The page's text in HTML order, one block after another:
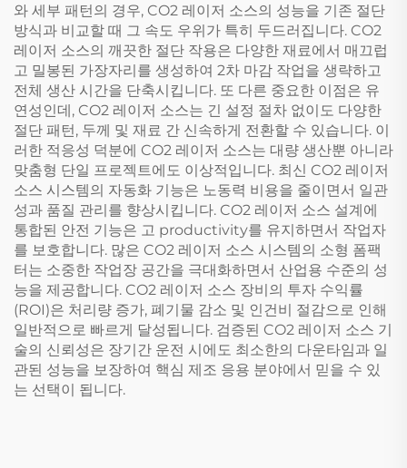
와 세부 패턴의 경우, CO2 레이저 소스의 성능을 기존 절단
방식과 비교할 때 그 속도 우위가 특히 두드러집니다. CO2
레이저 소스의 깨끗한 절단 작용은 다양한 재료에서 매끄럽
고 밀봉된 가장자리를 생성하여 2차 마감 작업을 생략하고
전체 생산 시간을 단축시킵니다. 또 다른 중요한 이점은 유
연성인데, CO2 레이저 소스는 긴 설정 절차 없이도 다양한
절단 패턴, 두께 및 재료 간 신속하게 전환할 수 있습니다. 이
러한 적응성 덕분에 CO2 레이저 소스는 대량 생산뿐 아니라
맞춤형 단일 프로젝트에도 이상적입니다. 최신 CO2 레이저
소스 시스템의 자동화 기능은 노동력 비용을 줄이면서 일관
성과 품질 관리를 향상시킵니다. CO2 레이저 소스 설계에
통합된 안전 기능은 고 productivity를 유지하면서 작업자
를 보호합니다. 많은 CO2 레이저 소스 시스템의 소형 폼팩
터는 소중한 작업장 공간을 극대화하면서 산업용 수준의 성
능을 제공합니다. CO2 레이저 소스 장비의 투자 수익률
(ROI)은 처리량 증가, 폐기물 감소 및 인건비 절감으로 인해
일반적으로 빠르게 달성됩니다. 검증된 CO2 레이저 소스 기
술의 신뢰성은 장기간 운전 시에도 최소한의 다운타임과 일
관된 성능을 보장하여 핵심 제조 응용 분야에서 믿을 수 있
는 선택이 됩니다.